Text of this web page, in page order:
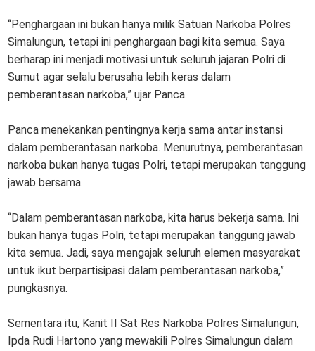
“Penghargaan ini bukan hanya milik Satuan Narkoba Polres
Simalungun, tetapi ini penghargaan bagi kita semua. Saya
berharap ini menjadi motivasi untuk seluruh jajaran Polri di
Sumut agar selalu berusaha lebih keras dalam
pemberantasan narkoba,” ujar Panca.
Panca menekankan pentingnya kerja sama antar instansi
dalam pemberantasan narkoba. Menurutnya, pemberantasan
narkoba bukan hanya tugas Polri, tetapi merupakan tanggung
jawab bersama.
“Dalam pemberantasan narkoba, kita harus bekerja sama. Ini
bukan hanya tugas Polri, tetapi merupakan tanggung jawab
kita semua. Jadi, saya mengajak seluruh elemen masyarakat
untuk ikut berpartisipasi dalam pemberantasan narkoba,”
pungkasnya.
Sementara itu, Kanit II Sat Res Narkoba Polres Simalungun,
Ipda Rudi Hartono yang mewakili Polres Simalungun dalam